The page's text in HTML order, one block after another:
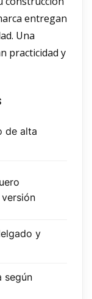
entregan
Una
practicidad y
de alta
y
según